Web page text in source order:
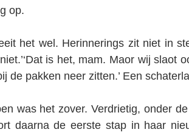
op.
het wel. Herinnerings zit niet in
is het, mam. Maor wij slaot
de pakken neer zitten.’ Een
was het zover. Verdrietig, onder
daarna de eerste stap in haar